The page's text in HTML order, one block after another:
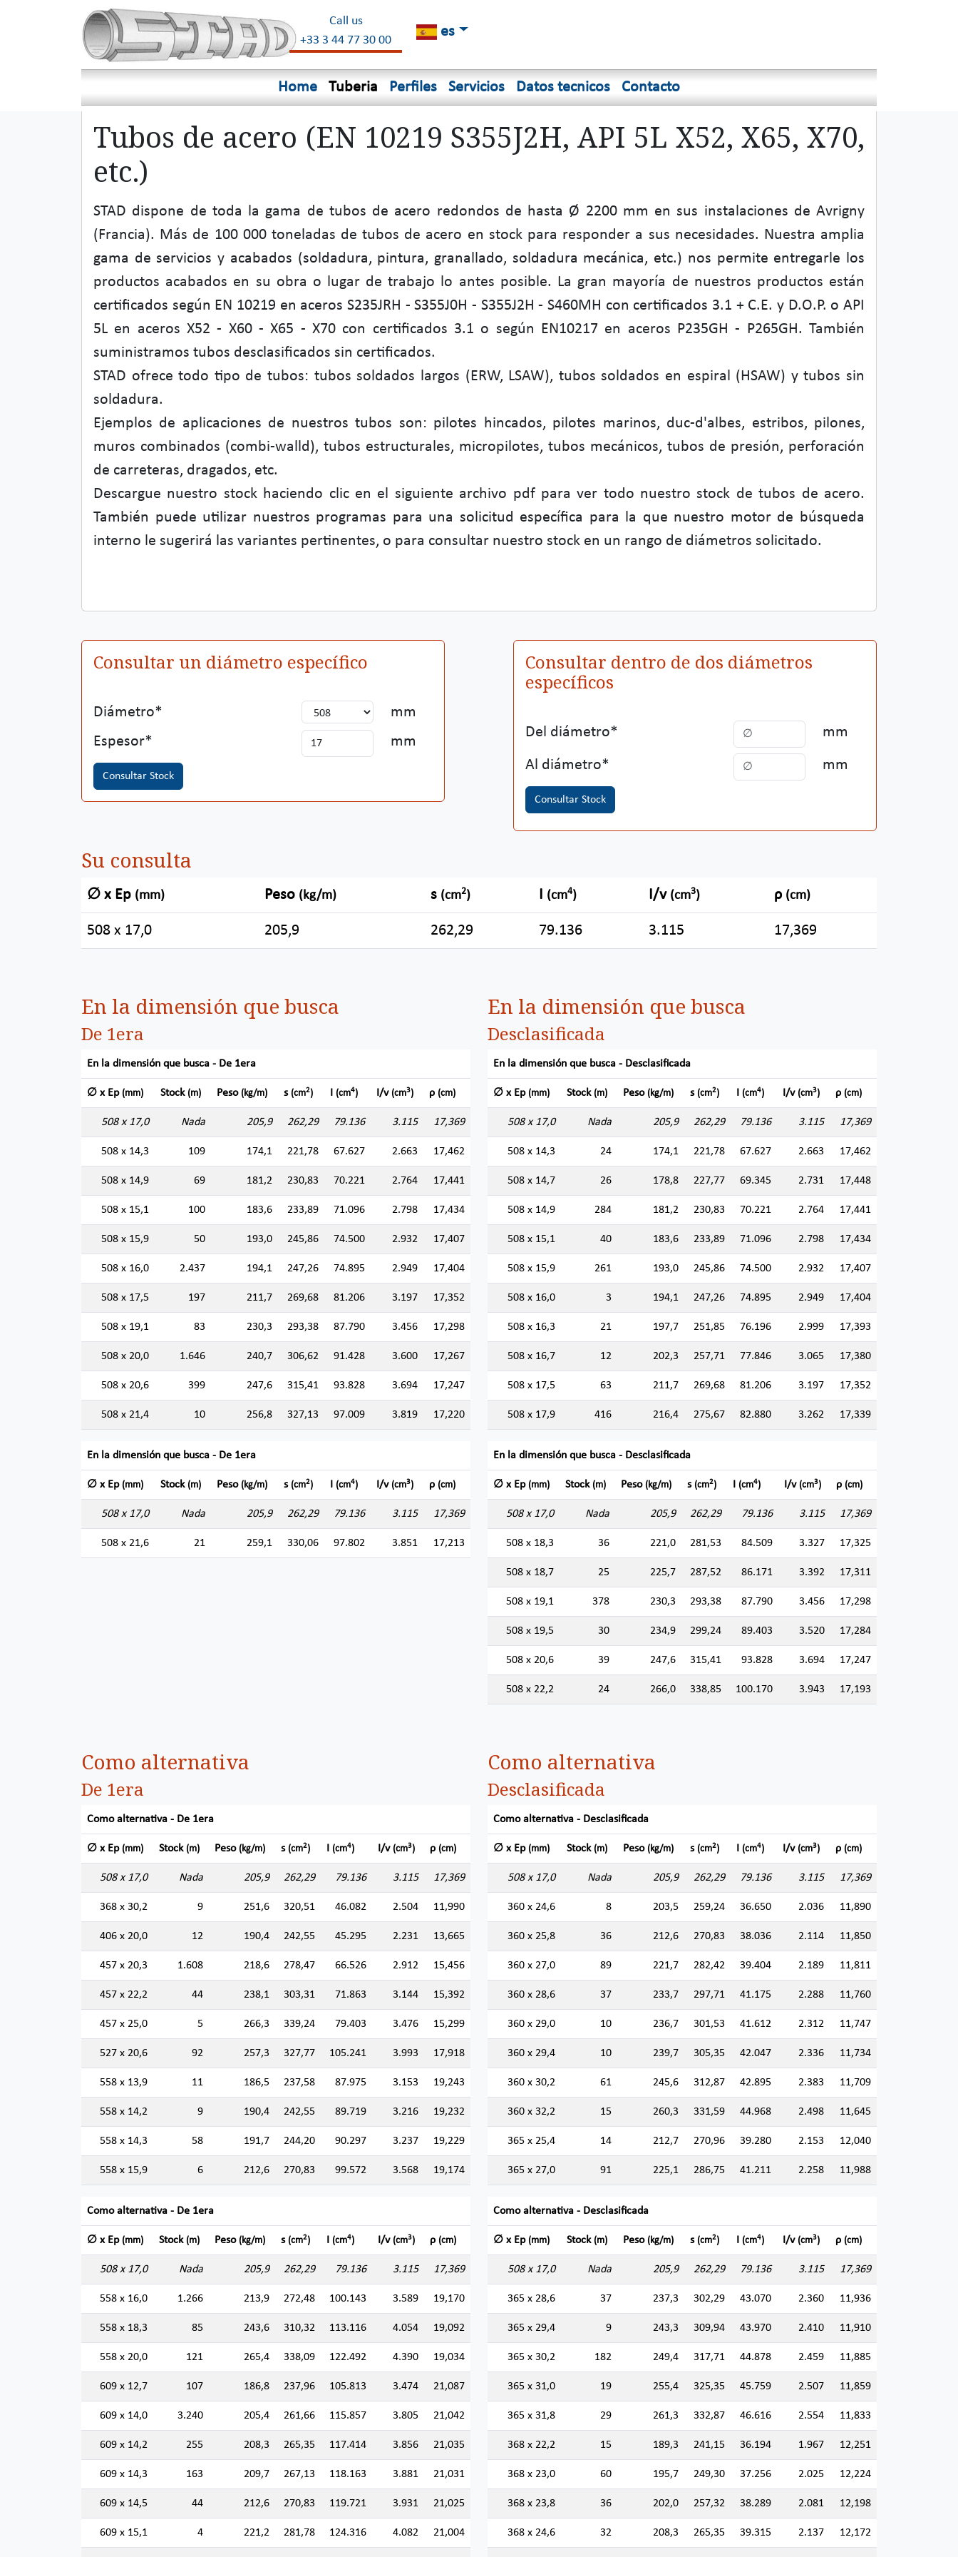
Call us
+33 3 44 77 30 00
es
Home Tuberia Perfiles Servicios Datos tecnicos Contacto
Tubos de acero (EN 10219 S355J2H, API 5L X52, X65, X70,
etc.)
STAD dispone de toda la gama de tubos de acero redondos de hasta Ø 2200 mm en sus instalaciones de Avrigny
(Francia). Más de 100 000 toneladas de tubos de acero en stock para responder a sus necesidades. Nuestra amplia
gama de servicios y acabados (soldadura, pintura, granallado, soldadura mecánica, etc.) nos permite entregarle los
productos acabados en su obra o lugar de trabajo lo antes posible. La gran mayoría de nuestros productos están
certificados según EN 10219 en aceros S235JRH - S355J0H - S355J2H - S460MH con certificados 3.1 + C.E. y D.O.P. o API
5L en aceros X52 - X60 - X65 - X70 con certificados 3.1 o según EN10217 en aceros P235GH - P265GH. También
suministramos tubos desclasificados sin certificados.
STAD ofrece todo tipo de tubos: tubos soldados largos (ERW, LSAW), tubos soldados en espiral (HSAW) y tubos sin
soldadura.
Ejemplos de aplicaciones de nuestros tubos son: pilotes hincados, pilotes marinos, duc-d'albes, estribos, pilones,
muros combinados (combi-walld), tubos estructurales, micropilotes, tubos mecánicos, tubos de presión, perforación
de carreteras, dragados, etc.
Descargue nuestro stock haciendo clic en el siguiente archivo pdf para ver todo nuestro stock de tubos de acero.
También puede utilizar nuestros programas para una solicitud específica para la que nuestro motor de búsqueda
interno le sugerirá las variantes pertinentes, o para consultar nuestro stock en un rango de diámetros solicitado.
Consultar un diámetro específico
Diámetro
mm
Espesor
mm
Consultar Stock
Consultar dentro de dos diámetros
específicos
Del diámetro
mm
Al diámetro
mm
Consultar Stock
Su consulta
∅ x Ep (mm) Peso (kg/m) s (cm2) I (cm4) I/v (cm3) ρ (cm)
508 x 17,0 205,9 262,29 79.136 3.115 17,369
En la dimensión que busca
De 1era
En la dimensión que busca - De 1era
∅ x Ep (mm) Stock (m) Peso (kg/m) s (cm2) I (cm4) I/v (cm3) ρ (cm)
508 x 17,0 Nada 205,9 262,29 79.136 3.115 17,369
508 x 14,3 109 174,1 221,78 67.627 2.663 17,462
508 x 14,9 69 181,2 230,83 70.221 2.764 17,441
508 x 15,1 100 183,6 233,89 71.096 2.798 17,434
508 x 15,9 50 193,0 245,86 74.500 2.932 17,407
508 x 16,0 2.437 194,1 247,26 74.895 2.949 17,404
508 x 17,5 197 211,7 269,68 81.206 3.197 17,352
508 x 19,1 83 230,3 293,38 87.790 3.456 17,298
508 x 20,0 1.646 240,7 306,62 91.428 3.600 17,267
508 x 20,6 399 247,6 315,41 93.828 3.694 17,247
508 x 21,4 10 256,8 327,13 97.009 3.819 17,220
En la dimensión que busca - De 1era
∅ x Ep (mm) Stock (m) Peso (kg/m) s (cm2) I (cm4) I/v (cm3) ρ (cm)
508 x 17,0 Nada 205,9 262,29 79.136 3.115 17,369
508 x 21,6 21 259,1 330,06 97.802 3.851 17,213
En la dimensión que busca
Desclasificada
En la dimensión que busca - Desclasificada
∅ x Ep (mm) Stock (m) Peso (kg/m) s (cm2) I (cm4) I/v (cm3) ρ (cm)
508 x 17,0 Nada 205,9 262,29 79.136 3.115 17,369
508 x 14,3 24 174,1 221,78 67.627 2.663 17,462
508 x 14,7 26 178,8 227,77 69.345 2.731 17,448
508 x 14,9 284 181,2 230,83 70.221 2.764 17,441
508 x 15,1 40 183,6 233,89 71.096 2.798 17,434
508 x 15,9 261 193,0 245,86 74.500 2.932 17,407
508 x 16,0 3 194,1 247,26 74.895 2.949 17,404
508 x 16,3 21 197,7 251,85 76.196 2.999 17,393
508 x 16,7 12 202,3 257,71 77.846 3.065 17,380
508 x 17,5 63 211,7 269,68 81.206 3.197 17,352
508 x 17,9 416 216,4 275,67 82.880 3.262 17,339
En la dimensión que busca - Desclasificada
∅ x Ep (mm) Stock (m) Peso (kg/m) s (cm2) I (cm4) I/v (cm3) ρ (cm)
508 x 17,0 Nada 205,9 262,29 79.136 3.115 17,369
508 x 18,3 36 221,0 281,53 84.509 3.327 17,325
508 x 18,7 25 225,7 287,52 86.171 3.392 17,311
508 x 19,1 378 230,3 293,38 87.790 3.456 17,298
508 x 19,5 30 234,9 299,24 89.403 3.520 17,284
508 x 20,6 39 247,6 315,41 93.828 3.694 17,247
508 x 22,2 24 266,0 338,85 100.170 3.943 17,193
Como alternativa
De 1era
Como alternativa - De 1era
∅ x Ep (mm) Stock (m) Peso (kg/m) s (cm2) I (cm4) I/v (cm3) ρ (cm)
508 x 17,0 Nada 205,9 262,29 79.136 3.115 17,369
368 x 30,2 9 251,6 320,51 46.082 2.504 11,990
406 x 20,0 12 190,4 242,55 45.295 2.231 13,665
457 x 20,3 1.608 218,6 278,47 66.526 2.912 15,456
457 x 22,2 44 238,1 303,31 71.863 3.144 15,392
457 x 25,0 5 266,3 339,24 79.403 3.476 15,299
527 x 20,6 92 257,3 327,77 105.241 3.993 17,918
558 x 13,9 11 186,5 237,58 87.975 3.153 19,243
558 x 14,2 9 190,4 242,55 89.719 3.216 19,232
558 x 14,3 58 191,7 244,20 90.297 3.237 19,229
558 x 15,9 6 212,6 270,83 99.572 3.568 19,174
Como alternativa - De 1era
∅ x Ep (mm) Stock (m) Peso (kg/m) s (cm2) I (cm4) I/v (cm3) ρ (cm)
508 x 17,0 Nada 205,9 262,29 79.136 3.115 17,369
558 x 16,0 1.266 213,9 272,48 100.143 3.589 19,170
558 x 18,3 85 243,6 310,32 113.116 4.054 19,092
558 x 20,0 121 265,4 338,09 122.492 4.390 19,034
609 x 12,7 107 186,8 237,96 105.813 3.474 21,087
609 x 14,0 3.240 205,4 261,66 115.857 3.805 21,042
609 x 14,2 255 208,3 265,35 117.414 3.856 21,035
609 x 14,3 163 209,7 267,13 118.163 3.881 21,031
609 x 14,5 44 212,6 270,83 119.721 3.931 21,025
609 x 15,1 4 221,2 281,78 124.316 4.082 21,004
Como alternativa
Desclasificada
Como alternativa - Desclasificada
∅ x Ep (mm) Stock (m) Peso (kg/m) s (cm2) I (cm4) I/v (cm3) ρ (cm)
508 x 17,0 Nada 205,9 262,29 79.136 3.115 17,369
360 x 24,6 8 203,5 259,24 36.650 2.036 11,890
360 x 25,8 36 212,6 270,83 38.036 2.114 11,850
360 x 27,0 89 221,7 282,42 39.404 2.189 11,811
360 x 28,6 37 233,7 297,71 41.175 2.288 11,760
360 x 29,0 10 236,7 301,53 41.612 2.312 11,747
360 x 29,4 10 239,7 305,35 42.047 2.336 11,734
360 x 30,2 61 245,6 312,87 42.895 2.383 11,709
360 x 32,2 15 260,3 331,59 44.968 2.498 11,645
365 x 25,4 14 212,7 270,96 39.280 2.153 12,040
365 x 27,0 91 225,1 286,75 41.211 2.258 11,988
Como alternativa - Desclasificada
∅ x Ep (mm) Stock (m) Peso (kg/m) s (cm2) I (cm4) I/v (cm3) ρ (cm)
508 x 17,0 Nada 205,9 262,29 79.136 3.115 17,369
365 x 28,6 37 237,3 302,29 43.070 2.360 11,936
365 x 29,4 9 243,3 309,94 43.970 2.410 11,910
365 x 30,2 182 249,4 317,71 44.878 2.459 11,885
365 x 31,0 19 255,4 325,35 45.759 2.507 11,859
365 x 31,8 29 261,3 332,87 46.616 2.554 11,833
368 x 22,2 15 189,3 241,15 36.194 1.967 12,251
368 x 23,0 60 195,7 249,30 37.256 2.025 12,224
368 x 23,8 36 202,0 257,32 38.289 2.081 12,198
368 x 24,6 32 208,3 265,35 39.315 2.137 12,172